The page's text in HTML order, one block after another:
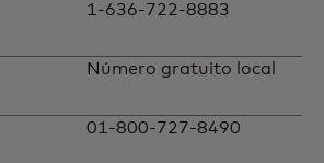
1-636-722-8883
Número gratuito local
01-800-727-8490